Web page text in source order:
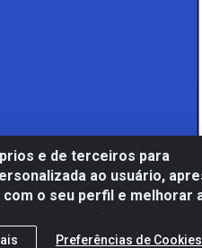
e de terceiros para
ao usuário,
o seu perfil e melhorar
Preferências de Cookies
Cardão LTDA - Av. Amaral